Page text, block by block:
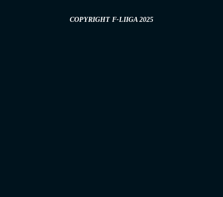
COPYRIGHT F-LIIGA 2025